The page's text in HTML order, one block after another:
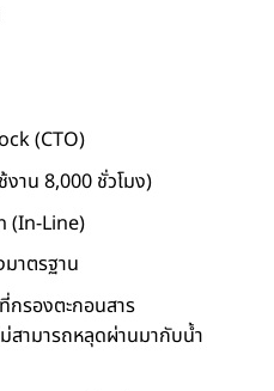
(CTO)
งาน 8,000 ชั่วโมง)
(In-Line)
าตรฐาน
กรองตะกอนสาร
สามารถหลุดผ่านมากับน้ำ